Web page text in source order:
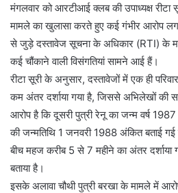
मंगलवार को आरटीआई क्लब की उपाध्यक्ष
मामले का खुलासा करते हुए कई गंभीर आरोप
से जुड़े दस्तावेज सूचना के अधिकार (RTI) के
कई चौंकाने वाली विसंगतियां सामने आई हैं।
रीटा सूरी के अनुसार, दस्तावेजों में एक ही
कम अंतर दर्शाया गया है, जिससे अभिलेखों की
आरोप है कि दूसरी पुत्री रेनू का जन्म वर्ष
की जन्मतिथि 1 जनवरी 1988 अंकित बताई
बीच महज करीब 5 से 7 महीने का अंतर दर्शाया
बताया है।
इसके अलावा चौथी पुत्री बरखा के मामले में